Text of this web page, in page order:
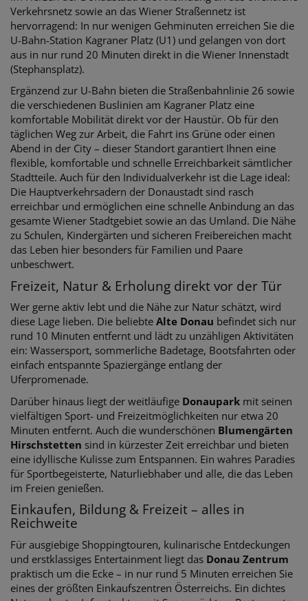
Verkehrsnetz sowie an das Wiener Straßennetz ist
hervorragend: In nur wenigen Gehminuten erreichen Sie die
U-Bahn-Station Kagraner Platz (U1) und gelangen von dort
aus in nur rund 20 Minuten direkt in die Wiener Innenstadt
(Stephansplatz).
Ergänzend zur U-Bahn bieten die Straßenbahnlinie 26 sowie
die verschiedenen Buslinien am Kagraner Platz eine
komfortable Mobilität direkt vor der Haustür. Ob für den
täglichen Weg zur Arbeit, die Fahrt ins Grüne oder einen
Abend in der City – dieser Standort garantiert Ihnen eine
flexible, komfortable und schnelle Erreichbarkeit sämtlicher
Stadtteile. Auch für den Individualverkehr ist die Lage ideal:
Die Hauptverkehrsadern der Donaustadt sind rasch
erreichbar und ermöglichen eine schnelle Anbindung an das
gesamte Wiener Stadtgebiet sowie an das Umland. Die Nähe
zu Schulen, Kindergärten und sicheren Freibereichen macht
das Leben hier besonders für Familien und Paare
unbeschwert.
Freizeit, Natur & Erholung direkt vor der Tür
Wer gerne aktiv lebt und die Nähe zur Natur schätzt, wird
diese Lage lieben. Die beliebte Alte Donau befindet sich nur
rund 10 Minuten entfernt und lädt zu unzähligen Aktivitäten
ein: Wassersport, sommerliche Badetage, Bootsfahrten oder
einfach entspannte Spaziergänge entlang der
Uferpromenade.
Darüber hinaus liegt der weitläufige Donaupark mit seinen
vielfältigen Sport- und Freizeitmöglichkeiten nur etwa 20
Minuten entfernt. Auch die wunderschönen Blumengärten
Hirschstetten sind in kürzester Zeit erreichbar und bieten
eine idyllische Kulisse zum Entspannen. Ein wahres Paradies
für Sportbegeisterte, Naturliebhaber und alle, die das Leben
im Freien genießen.
Einkaufen, Bildung & Freizeit – alles in
Reichweite
Für ausgiebige Shoppingtouren, kulinarische Entdeckungen
und erstklassiges Entertainment liegt das Donau Zentrum
praktisch um die Ecke – in nur rund 5 Minuten erreichen Sie
eines der größten Einkaufszentren Österreichs. Ein dichtes